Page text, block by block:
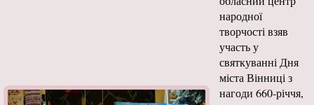
народної
творчості взяв
участь у
святкуванні Дня
міста Вінниці з
нагоди 660-річчя,